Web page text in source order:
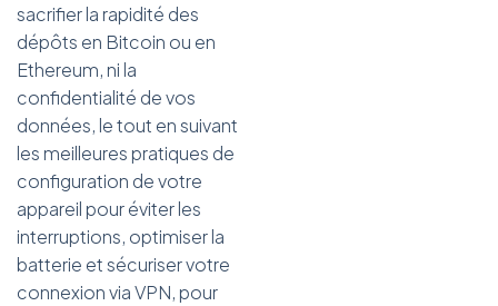
sacrifier la rapidité des
dépôts en Bitcoin ou en
Ethereum, ni la
confidentialité de vos
données, le tout en suivant
les meilleures pratiques de
configuration de votre
appareil pour éviter les
interruptions, optimiser la
batterie et sécuriser votre
connexion via VPN, pour